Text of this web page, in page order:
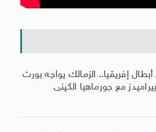
إفريقيا.. الزمالك يواجه بورت
مع جورماهيا الكينى